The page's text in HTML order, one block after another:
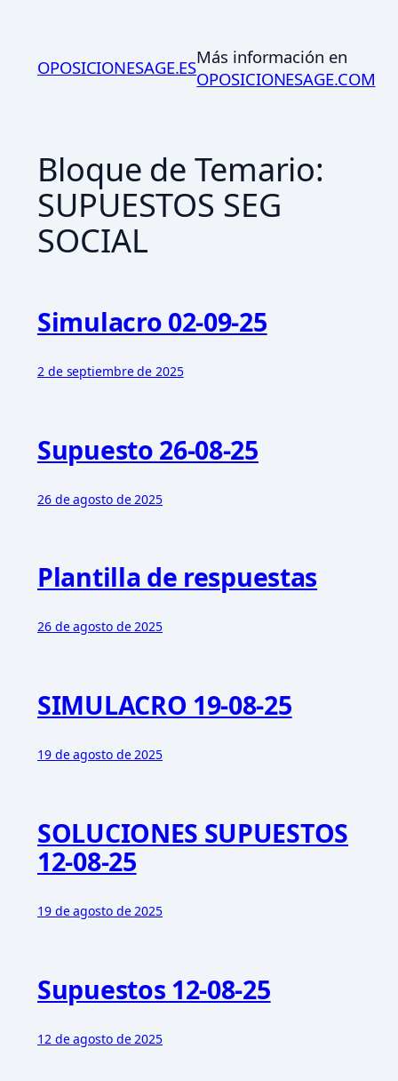
contenido
OPOSICIONESAGE.ESMás información en
OPOSICIONESAGE.COM
Bloque de Temario:
SUPUESTOS SEG
SOCIAL
Simulacro 02-09-25
2 de septiembre de 2025
Supuesto 26-08-25
26 de agosto de 2025
Plantilla de respuestas
26 de agosto de 2025
SIMULACRO 19-08-25
19 de agosto de 2025
SOLUCIONES SUPUESTOS
12-08-25
19 de agosto de 2025
Supuestos 12-08-25
12 de agosto de 2025